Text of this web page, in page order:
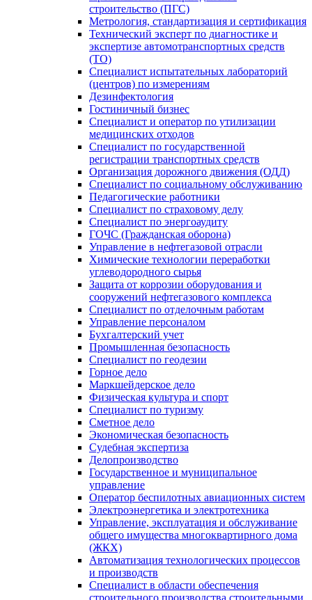
строительство (ПГС)
Метрология, стандартизация и сертификация
Технический эксперт по диагностике и
экспертизе автомотранспортных средств
(ТО)
Специалист испытательных лабораторий
(центров) по измерениям
Дезинфектология
Гостиничный бизнес
Специалист и оператор по утилизации
медицинских отходов
Специалист по государственной
регистрации транспортных средств
Организация дорожного движения (ОДД)
Специалист по социальному обслуживанию
Педагогические работники
Специалист по страховому делу
Специалист по энергоаудиту
ГОЧС (Гражданская оборона)
Управление в нефтегазовой отрасли
Химические технологии переработки
углеводородного сырья
Защита от коррозии оборудования и
сооружений нефтегазового комплекса
Специалист по отделочным работам
Управление персоналом
Бухгалтерский учет
Промышленная безопасность
Специалист по геодезии
Горное дело
Маркшейдерское дело
Физическая культура и спорт
Специалист по туризму
Сметное дело
Экономическая безопасность
Судебная экспертиза
Делопроизводство
Государственное и муниципальное
управление
Оператор беспилотных авиационных систем
Электроэнергетика и электротехника
Управление, эксплуатация и обслуживание
общего имущества многоквартирного дома
(ЖКХ)
Автоматизация технологических процессов
и производств
Специалист в области обеспечения
строительного производства строительными